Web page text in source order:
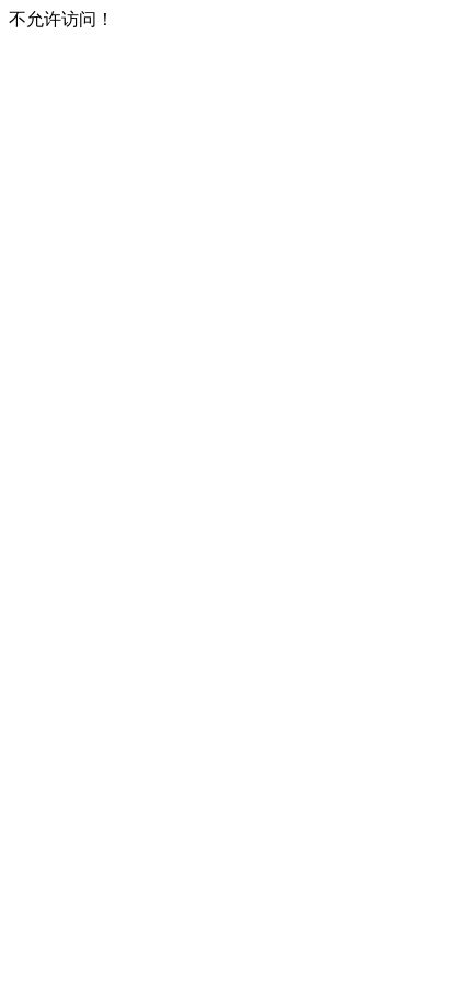
不允许访问！